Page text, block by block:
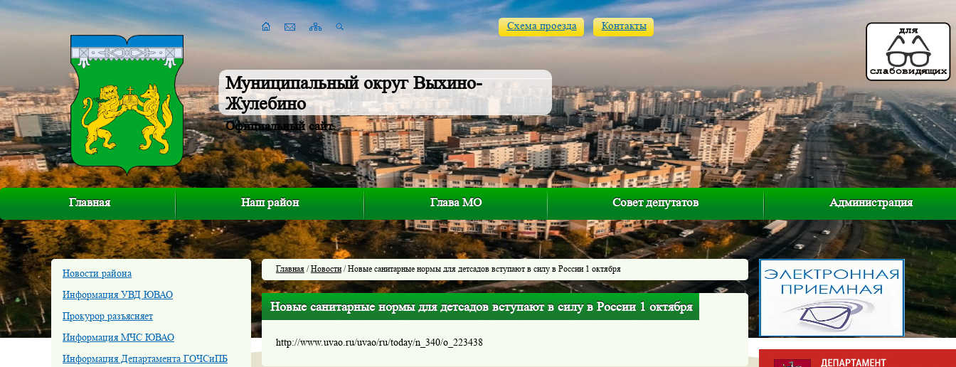
Муниципальный округ Выхино-
Жулебино
Официальный сайт
Схема проезда Контакты
Главная Наш район Глава МО Совет депутатов Администрация
Новости района
Информация УВД ЮВАО
Прокурор разъясняет
Информация МЧС ЮВАО
Информация Департамента ГОЧСиПБ
Главная /Новости/ Новые санитарные нормы для детсадов вступают в силу в России 1 октября
Новые санитарные нормы для детсадов вступают в силу в России 1 октября
http://www.uvao.ru/uvao/ru/today/n_340/o_223438